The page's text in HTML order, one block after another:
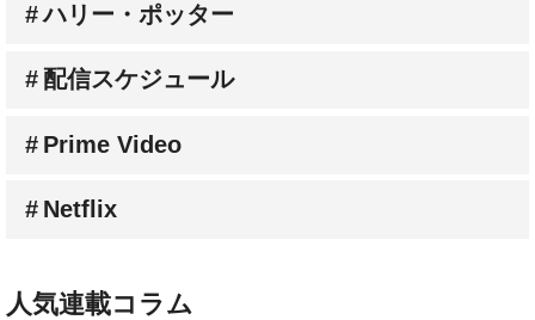
ハリー・ポッター
配信スケジュール
Prime Video
Netflix
人気連載コラム